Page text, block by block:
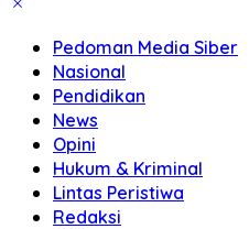
Pedoman Media Siber
Nasional
Pendidikan
News
Opini
Hukum & Kriminal
Lintas Peristiwa
Redaksi